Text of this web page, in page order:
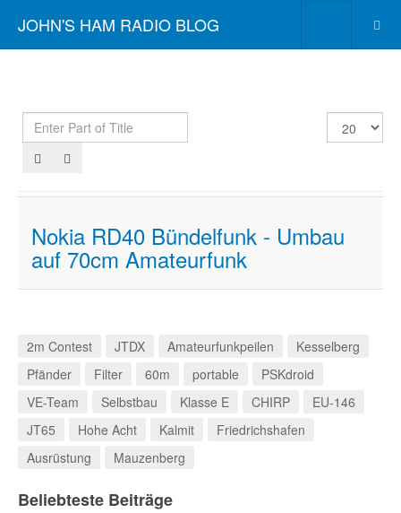
JOHN'S HAM RADIO BLOG
Enter
Part
Display
#
Nokia RD40 Bündelfunk - Umbau
auf 70cm Amateurfunk
2m Contest JTDX Amateurfunkpeilen
Kesselberg
Pfänder
Filter 60m portable
PSKdroid
VE-Team
Selbstbau Klasse E CHIRP
EU-146
JT65
Hohe Acht Kalmit
Friedrichshafen
Ausrüstung
Mauzenberg
Beliebteste Beiträge